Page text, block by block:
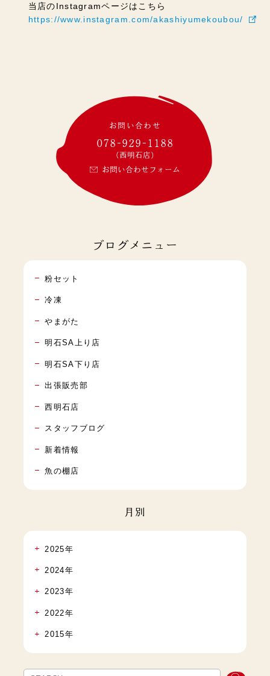
当店のInstagramページはこちら
https://www.instagram.com/akashiyumekoubou/
お問い合わせ
078-929-1188
(西明石店)
お問い合わせフォーム
ブログメニュー
粉セット
冷凍
やまがた
明石SA上り店
明石SA下り店
出張販売部
西明石店
スタッフブログ
新着情報
魚の棚店
月別
2025年
2024年
2023年
2022年
2015年